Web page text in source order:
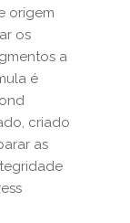
origem
os
a
é
criado
as